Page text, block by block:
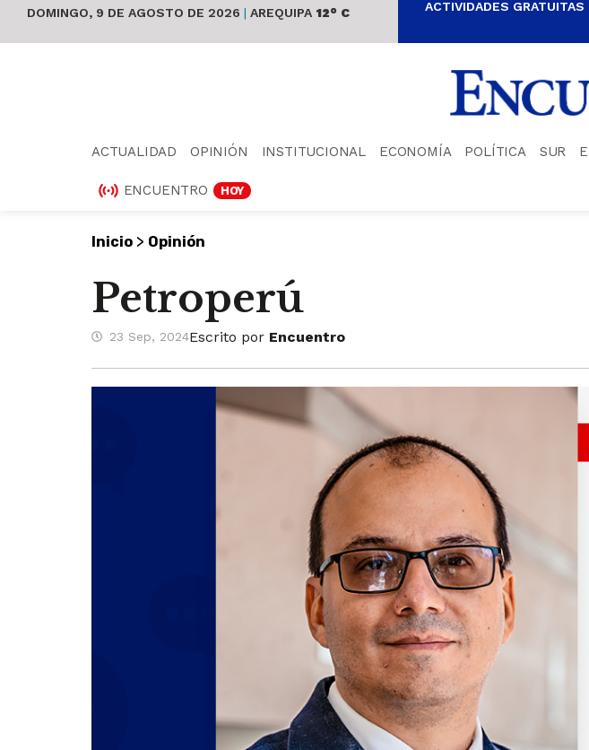
DOMINGO, 9 DE AGOSTO DE 2026 | AREQUIPA 12° C ACTIVIDADES GRATUITAS
ACTUALIDAD OPINIÓN INSTITUCIONAL ECONOMÍA POLÍTICA SUR
ENCUENTRO HOY
Inicio > Opinión
Petroperú
23 Sep, 2024Escrito por Encuentro